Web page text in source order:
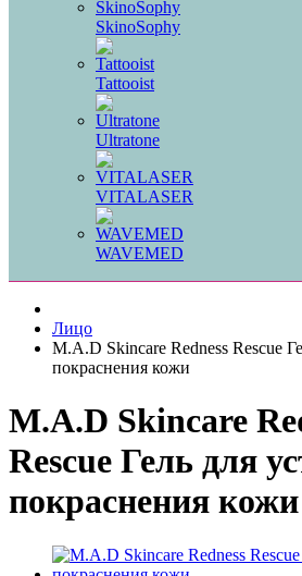
SkinoSophy
Tattooist
Ultratone
VITALASER
WAVEMED
Лицо
M.A.D Skincare Redness Rescue
покраснения кожи
M.A.D Skincare
Rescue Гель для
покраснения кожи